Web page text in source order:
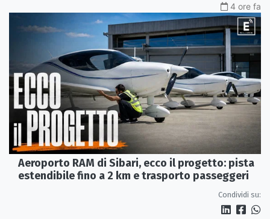
4 ore fa
Aeroporto RAM di Sibari, ecco il progetto: pista
estendibile fino a 2 km e trasporto passeggeri
Condividi su: